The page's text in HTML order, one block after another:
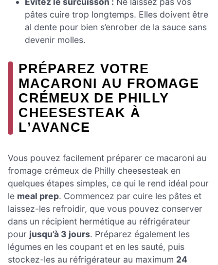
pâtes cuire trop longtemps. Elles doivent être
al dente pour bien s’enrober de la sauce sans
devenir molles.
PRÉPAREZ VOTRE
MACARONI AU FROMAGE
CRÉMEUX DE PHILLY
CHEESESTEAK À
L’AVANCE
Vous pouvez facilement préparer ce macaroni au
fromage crémeux de Philly cheesesteak en
quelques étapes simples, ce qui le rend idéal pour
le meal prep. Commencez par cuire les pâtes et
laissez-les refroidir, que vous pouvez conserver
dans un récipient hermétique au réfrigérateur
pour jusqu’à 3 jours. Préparez également les
légumes en les coupant et en les sauté, puis
stockez-les au réfrigérateur au maximum 24